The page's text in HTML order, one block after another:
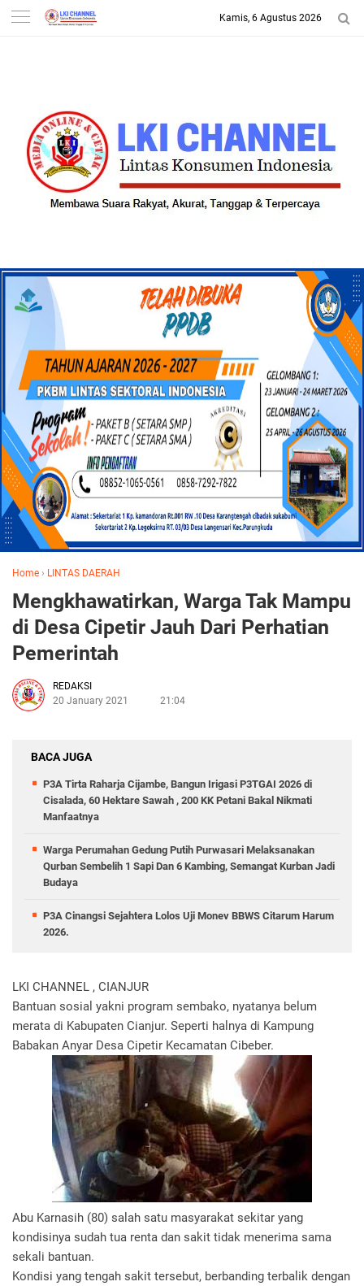
-->
Kamis, 6 Agustus 2026
Home › LINTAS DAERAH
Mengkhawatirkan, Warga Tak Mampu
di Desa Cipetir Jauh Dari Perhatian
Pemerintah
REDAKSI
20 January 2021
21:04
BACA JUGA
P3A Tirta Raharja Cijambe, Bangun Irigasi P3TGAI 2026 di
Cisalada, 60 Hektare Sawah , 200 KK Petani Bakal Nikmati
Manfaatnya
Warga Perumahan Gedung Putih Purwasari Melaksanakan
Qurban Sembelih 1 Sapi Dan 6 Kambing, Semangat Kurban Jadi
Budaya
P3A Cinangsi Sejahtera Lolos Uji Monev BBWS Citarum Harum
2026.
LKI CHANNEL , CIANJUR
Bantuan sosial yakni program sembako, nyatanya belum
merata di Kabupaten Cianjur. Seperti halnya di Kampung
Babakan Anyar Desa Cipetir Kecamatan Cibeber.
Abu Karnasih (80) salah satu masyarakat sekitar yang
kondisinya sudah tua renta dan sakit tidak menerima sama
sekali bantuan.
Kondisi yang tengah sakit tersebut, berbanding terbalik dengan